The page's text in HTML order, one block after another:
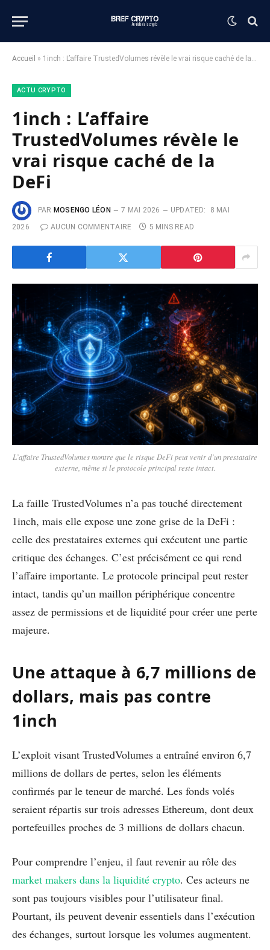
Accueil » 1inch : L’affaire TrustedVolumes révèle le vrai risque caché de la DeFi
ACTU CRYPTO
1inch : L’affaire
TrustedVolumes révèle le
vrai risque caché de la
DeFi
PAR MOSENGO LÉON 7 MAI 2026 UPDATED:
8 MAI
2026
AUCUN COMMENTAIRE 5 MINS READ
L’affaire TrustedVolumes montre que le risque DeFi peut venir d’un prestataire
externe, même si le protocole principal reste intact.
La faille TrustedVolumes n’a pas touché directement
1inch, mais elle expose une zone grise de la DeFi :
celle des prestataires externes qui exécutent une partie
critique des échanges. C’est précisément ce qui rend
l’affaire importante. Le protocole principal peut rester
intact, tandis qu’un maillon périphérique concentre
assez de permissions et de liquidité pour créer une perte
majeure.
Une attaque à 6,7 millions de
dollars, mais pas contre
1inch
L’exploit visant TrustedVolumes a entraîné environ 6,7
millions de dollars de pertes, selon les éléments
confirmés par le teneur de marché. Les fonds volés
seraient répartis sur trois adresses Ethereum, dont deux
portefeuilles proches de 3 millions de dollars chacun.
Pour comprendre l’enjeu, il faut revenir au rôle des
market makers dans la liquidité crypto. Ces acteurs ne
sont pas toujours visibles pour l’utilisateur final.
Pourtant, ils peuvent devenir essentiels dans l’exécution
des échanges, surtout lorsque les volumes augmentent.